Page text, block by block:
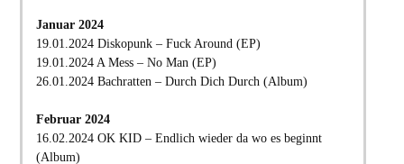
Januar 2024
19.01.2024 Diskopunk – Fuck Around (EP)
19.01.2024 A Mess – No Man (EP)
26.01.2024 Bachratten – Durch Dich Durch (Album)
Februar 2024
16.02.2024 OK KID – Endlich wieder da wo es beginnt
(Album)